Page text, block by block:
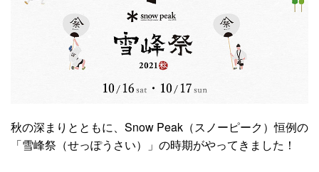
秋の深まりとともに、Snow Peak（スノーピーク）恒例の
「雪峰祭（せっぽうさい）」の時期がやってきました！